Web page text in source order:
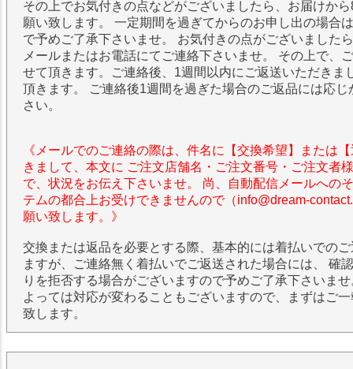
その上でお気付きの点などがございましたら、お届けか
願い致します。 一定期間を過ぎてからのお申し出の場合
で予めご了承下さいませ。 お気付きの点がございました
メールまたはお電話にてご連絡下さいませ。 その上で、
せて頂きます。ご連絡後、1週間以内にご返送いただきま
頂きます。 ご連絡後1週間を過ぎた場合のご返品には応
さい。
《メールでのご連絡の際は、件名に【交換希望】または
きまして、本文に ご注文店舗名・ご注文番号・ご注文者
で、状況をお伝え下さいませ。 尚、自動配信メールへの
テムの都合上お受けできませんので（info@dream-
願い致します。》
交換または返品を必要とする際、基本的には着払いでの
ますが、ご連絡無く着払いでご返送された場合には、 確
りを拒否する場合がございますので予めご了承下さいま
よっては対応が変わることもございますので、まずはご
致します。